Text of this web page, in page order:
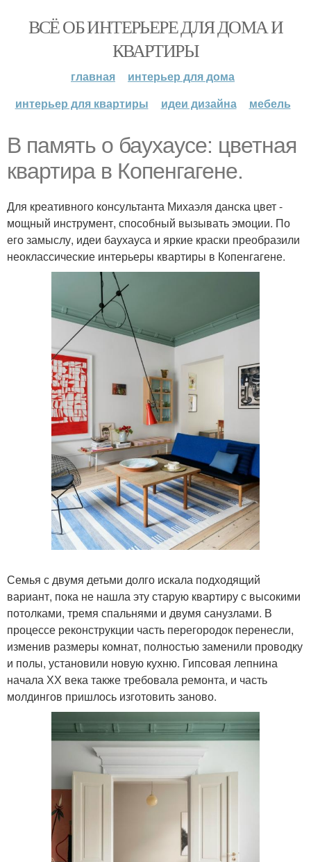
ВСЁ ОБ ИНТЕРЬЕРЕ ДЛЯ ДОМА И
КВАРТИРЫ
главная
интерьер для дома
интерьер для квартиры
идеи дизайна мебель
В память о баухаусе: цветная
квартира в Копенгагене.
Для креативного консультанта Михаэля данска цвет -
мощный инструмент, способный вызывать эмоции. По
его замыслу, идеи баухауса и яркие краски преобразили
неоклассические интерьеры квартиры в Копенгагене.
Семья с двумя детьми долго искала подходящий
вариант, пока не нашла эту старую квартиру с высокими
потолками, тремя спальнями и двумя санузлами. В
процессе реконструкции часть перегородок перенесли,
изменив размеры комнат, полностью заменили проводку
и полы, установили новую кухню. Гипсовая лепнина
начала ХХ века также требовала ремонта, и часть
молдингов пришлось изготовить заново.